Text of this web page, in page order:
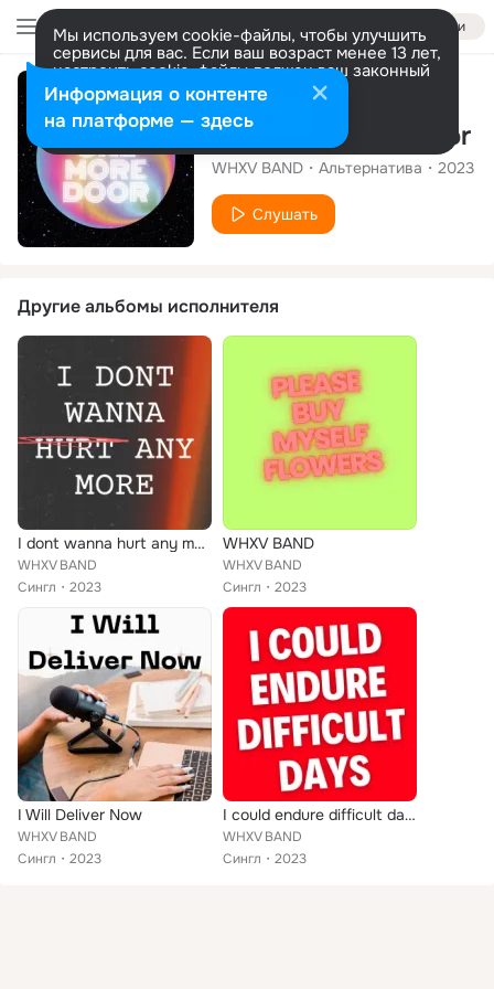
Войти
Мы используем cookie-файлы, чтобы улучшить
сервисы для вас. Если ваш возраст менее 13 лет,
настроить cookie-файлы должен ваш законный
представитель. Больше информации
Разрешить все Настроить
Сингл
Close one more door
WHXV BAND Альтернатива 2023
Слушать
Другие альбомы исполнителя
I dont wanna hurt any more
WHXV BAND
Сингл
2023
WHXV BAND
WHXV BAND
Сингл
2023
I Will Deliver Now
WHXV BAND
Сингл
2023
I could endure difficult days
WHXV BAND
Сингл
2023
Информация о контенте
на платформе — здесь